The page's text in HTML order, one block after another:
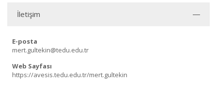
İletişim
E-posta
mert.gultekin@tedu.edu.tr
Web Sayfası
https://avesis.tedu.edu.tr/mert.gultekin